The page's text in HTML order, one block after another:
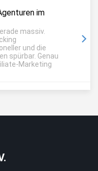
im
massiv.
und die
spürbar. Genau
Marketing